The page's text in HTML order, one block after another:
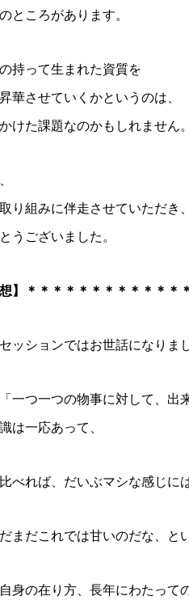
ところがあります。
持って生まれた資質を
華させていくかというのは、
けた課題なのかもしれません。
り組みに伴走させていただき、
うございました。
想】＊＊＊＊＊＊＊＊＊＊＊＊
ッションではお世話になりま
一つ一つの物事に対して、出
は一応あって、
べれば、だいぶマシな感じに
まだこれでは甘いのだな、と
身の在り方、長年にわたっ